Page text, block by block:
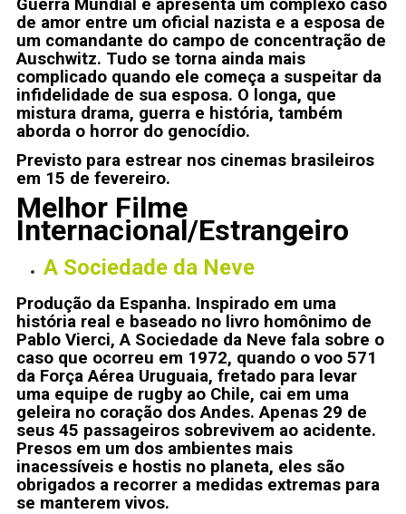
Guerra Mundial e apresenta um complexo caso
de amor entre um oficial nazista e a esposa de
um comandante do campo de concentração de
Auschwitz. Tudo se torna ainda mais
complicado quando ele começa a suspeitar da
infidelidade de sua esposa. O longa, que
mistura drama, guerra e história, também
aborda o horror do genocídio.
Previsto para estrear nos cinemas brasileiros
em 15 de fevereiro.
Melhor Filme
Internacional/Estrangeiro
A Sociedade da Neve
Produção da Espanha. Inspirado em uma
história real e baseado no livro homônimo de
Pablo Vierci, A Sociedade da Neve fala sobre o
caso que ocorreu em 1972, quando o voo 571
da Força Aérea Uruguaia, fretado para levar
uma equipe de rugby ao Chile, cai em uma
geleira no coração dos Andes. Apenas 29 de
seus 45 passageiros sobrevivem ao acidente.
Presos em um dos ambientes mais
inacessíveis e hostis no planeta, eles são
obrigados a recorrer a medidas extremas para
se manterem vivos.